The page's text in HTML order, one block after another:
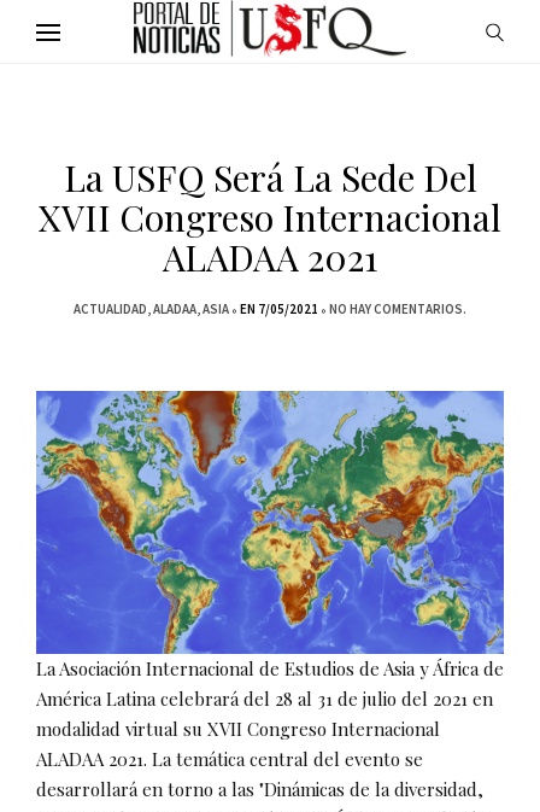
La USFQ Será La Sede Del
XVII Congreso Internacional
ALADAA 2021
ACTUALIDAD ALADAA ASIA EN 7/05/2021 NO HAY COMENTARIOS.
La Asociación Internacional de Estudios de Asia y África de
América Latina celebrará del 28 al 31 de julio del 2021 en
modalidad virtual su XVII Congreso Internacional
ALADAA 2021. La temática central del evento se
desarrollará en torno a las "Dinámicas de la diversidad,